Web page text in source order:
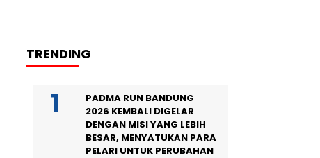
TRENDING
PADMA RUN BANDUNG
2026 KEMBALI DIGELAR
DENGAN MISI YANG LEBIH
BESAR, MENYATUKAN PARA
PELARI UNTUK PERUBAHAN